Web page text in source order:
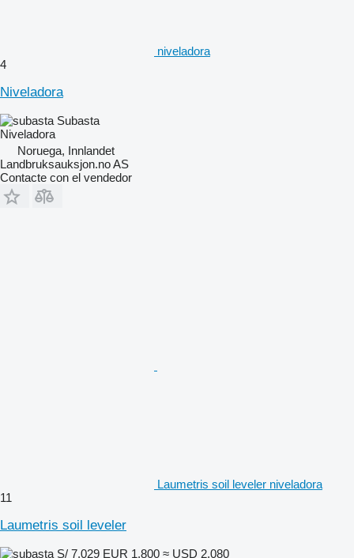
niveladora
4
Niveladora
Subasta
Niveladora
Noruega, Innlandet
Landbruksauksjon.no AS
Contacte con el vendedor
Laumetris soil leveler niveladora
11
Laumetris soil leveler
S/ 7,029 EUR 1,800 ≈ USD 2,080